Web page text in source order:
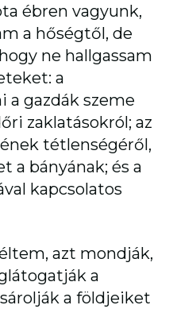
ébren vagyunk,
a hőségtől, de
ne hallgassam
a
a gazdák szeme
zaklatásokról; az
tétlenségéről,
a bányának; és a
kapcsolatos
azt mondják,
a
a földjeiket